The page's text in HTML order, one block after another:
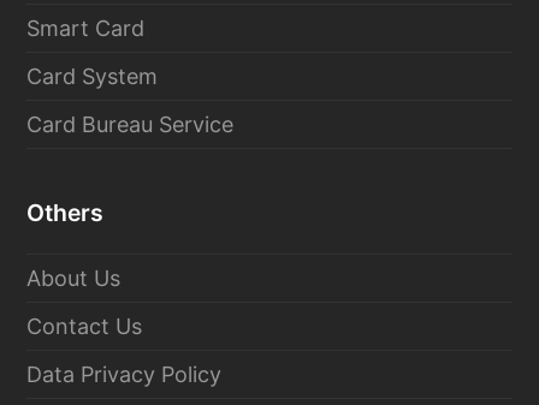
Smart Card
Card System
Card Bureau Service
Others
About Us
Contact Us
Data Privacy Policy